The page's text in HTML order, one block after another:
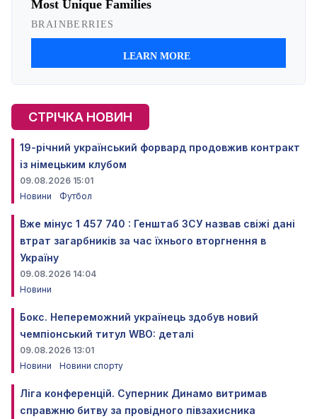
СТРІЧКА НОВИН
19-річний український форвард продовжив контракт
із німецьким клубом
09.08.2026 15:01
Новини
Футбол
Вже мінус 1 457 740 : Генштаб ЗСУ назвав свіжі дані
втрат загарбників за час їхнього вторгнення в
Україну
09.08.2026 14:04
Новини
Бокс. Непереможний українець здобув новий
чемпіонський титул WBO: деталі
09.08.2026 13:01
Новини
Новини спорту
Ліга конференцій. Суперник Динамо витримав
справжню битву за провідного півзахисника